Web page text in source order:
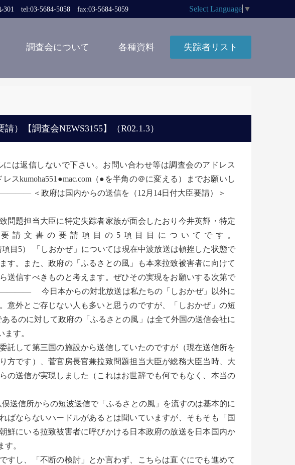
301 tel:03-5684-5058 fax:03-5684-5059 Select Language ▼
調査会について 各種資料 失踪者リスト
）【調査会NEWS3155】（R02.1.3）
には返信しないで下さい。お問い合わせ等は調査会のアドレス
レスkumoha551●mac.com（●を半角の＠に変える）までお願いし
は国内からの送信を（12月14日付大臣要請）＞
問題担当大臣に特定失踪者家族が面会したおり今井英輝・特定
請文書の要請項目の5項目目についてです。
おかぜ」については現在中波放送は頓挫した状態で
す。また、政府の「ふるさとの風」も本来拉致被害者に向けて
送信すべきものと考えます。ぜひその実現をお願いする次第で
本からの対北放送は私たちの「しおかぜ」以外に
意外とご存じない人も多いと思うのですが、「しおかぜ」の短
るのに対して政府の「ふるさとの風」は全て外国の送信会社に
す。
して第三国の施設から送信していたのですが（現在送信所を
方です）、菅官房長官兼拉致問題担当大臣が総務大臣当時、大
の送信が実現しました（これはお世辞でも何でもなく、本当の
送信所からの短波送信で「ふるさとの風」を流すのは基本的に
ばならないハードルがあるとは聞いていますが、そもそも「国
鮮にいる拉致被害者に呼びかける日本政府の放送を日本国内か
。
し、「不断の検討」とか言わず、こちらは直ぐにでも進めて